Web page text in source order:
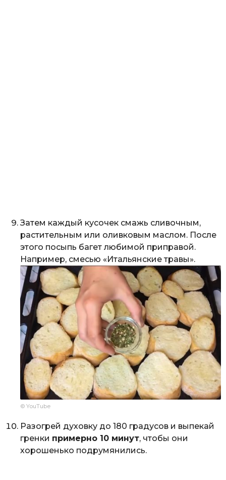
Затем каждый кусочек смажь сливочным,
растительным или оливковым маслом. После
этого посыпь багет любимой приправой.
Например, смесью «Итальянские травы».
© YouTube
Разогрей духовку до 180 градусов и выпекай
гренки примерно 10 минут, чтобы они
хорошенько подрумянились.